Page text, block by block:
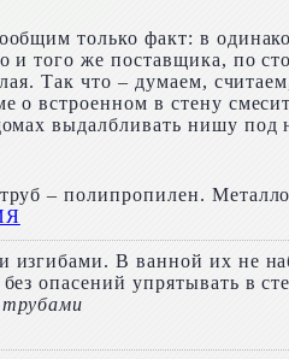
только факт: в
и того же поставщика, по
Так что – думаем,
встроенном в стену
выдалбливать нишу под
– полипропилен.
В ванной их не
опасений упрятывать в